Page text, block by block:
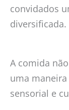
convidados
diversificada.
A comida
uma
sensorial e